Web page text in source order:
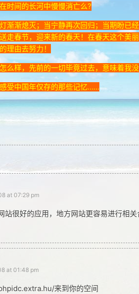
时间的长河中慢慢消亡么?
渐渐熄灭；当宁静再次回归；当期盼已
走春节，迎来新的春天！在春天这个美
理由去努力！
么样，先前的一切毕竟过去，意味着我
受中国年仅存的那些记忆……
at 07:29 pm
站很好的应用，地方网站更容易进行相关
at 01:48 pm
来到你的空间